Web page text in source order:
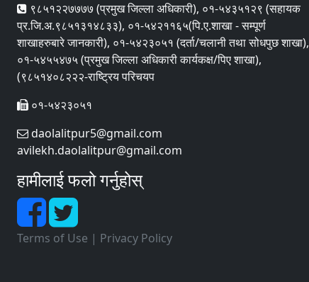
९८५१२२७७७७ (प्रमुख जिल्ला अधिकारी), ०१-५४३५१२९ (सहायक
प्र.जि.अ.९८५१३१४८३३), ०१-५४२११६५(पि.ए.शाखा - सम्पूर्ण
शाखाहरुबारे जानकारी), ०१-५४२३०५१ (दर्ता/चलानी तथा सोधपुछ शाखा),
०१-५४५५४७५ (प्रमुख जिल्ला अधिकारी कार्यकक्ष/पिए शाखा),
(९८५१४०८२२२-राष्ट्रिय परिचयप
०१-५४२३०५१
daolalitpur5@gmail.com
avilekh.daolalitpur@gmail.com
हामीलाई फलो गर्नुहोस्
Terms of Use | Privacy Policy